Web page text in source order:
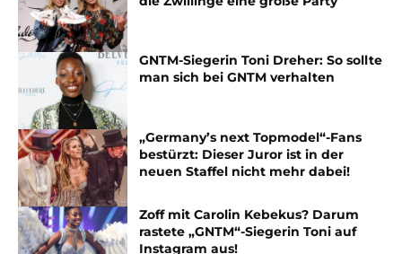
GNTM-Siegerin Toni Dreher: So sollte
man sich bei GNTM verhalten
„Germany’s next Topmodel“-Fans
bestürzt: Dieser Juror ist in der
neuen Staffel nicht mehr dabei!
Zoff mit Carolin Kebekus? Darum
rastete „GNTM“-Siegerin Toni auf
Instagram aus!